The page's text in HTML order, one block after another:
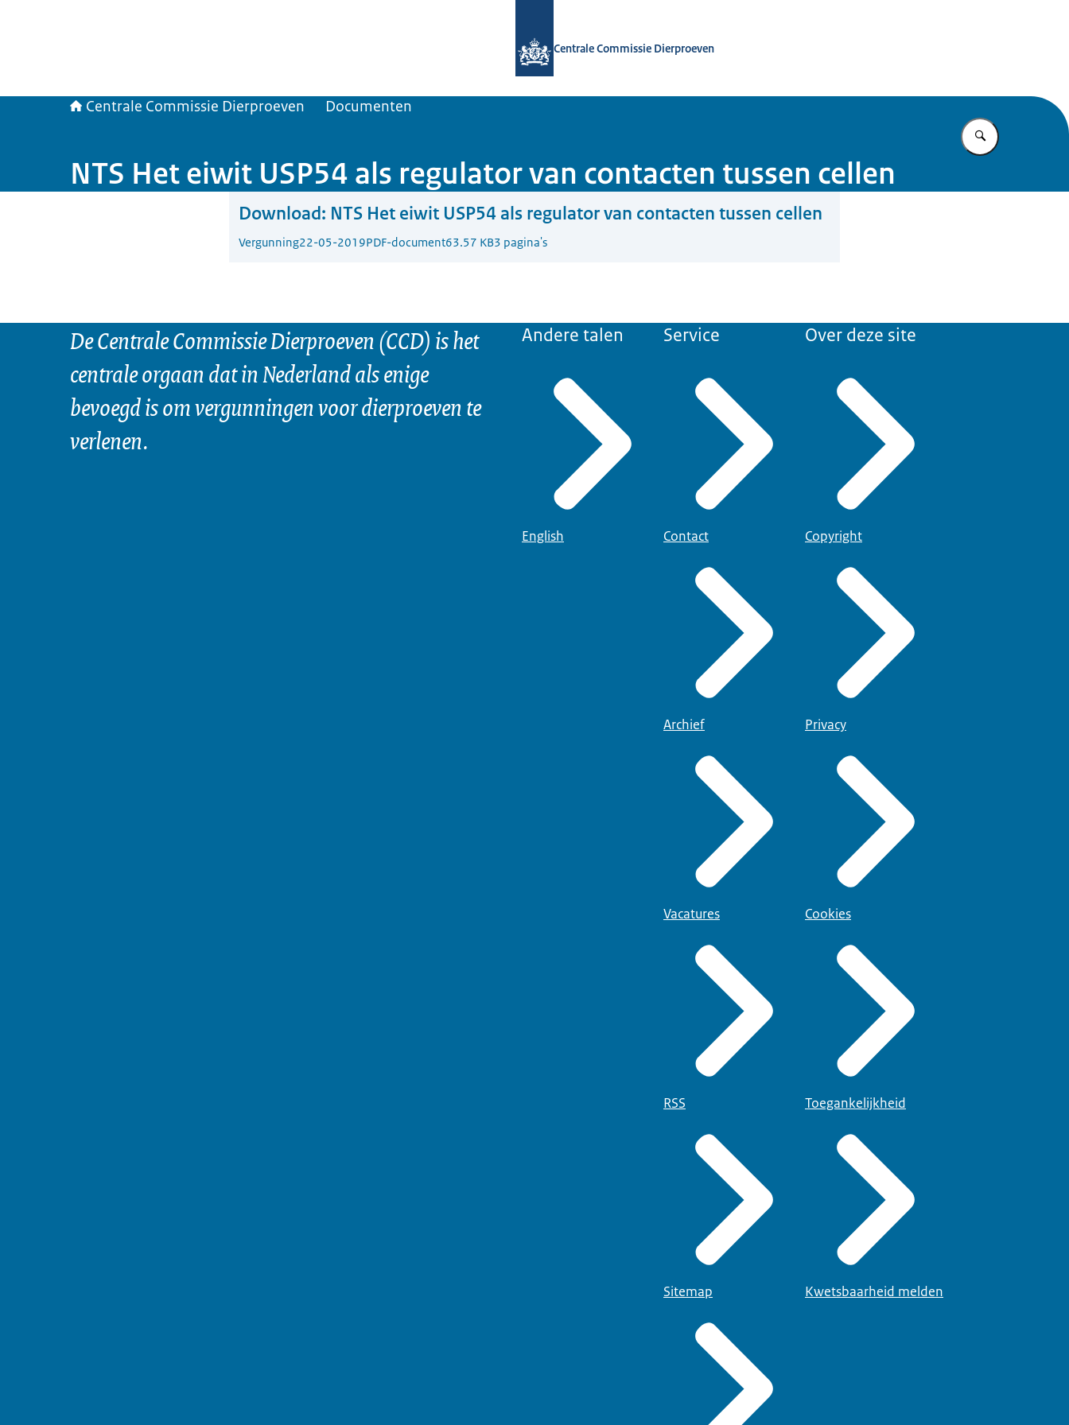
Centrale Commissie Dierproeven
Centrale Commissie Dierproeven Documenten
Vul in wat u
NTS Het eiwit USP54 als regulator van contacten tussen cellen
Download: NTS Het eiwit USP54 als regulator van contacten tussen cellen
Vergunning22-05-2019PDF-document63.57 KB3 pagina's
De Centrale Commissie Dierproeven (CCD) is het
centrale orgaan dat in Nederland als enige
bevoegd is om vergunningen voor dierproeven te
verlenen.
Andere talen
English
Service
Contact
Archief
Vacatures
RSS
Sitemap
Over deze site
Copyright
Privacy
Cookies
Toegankelijkheid
Kwetsbaarheid melden